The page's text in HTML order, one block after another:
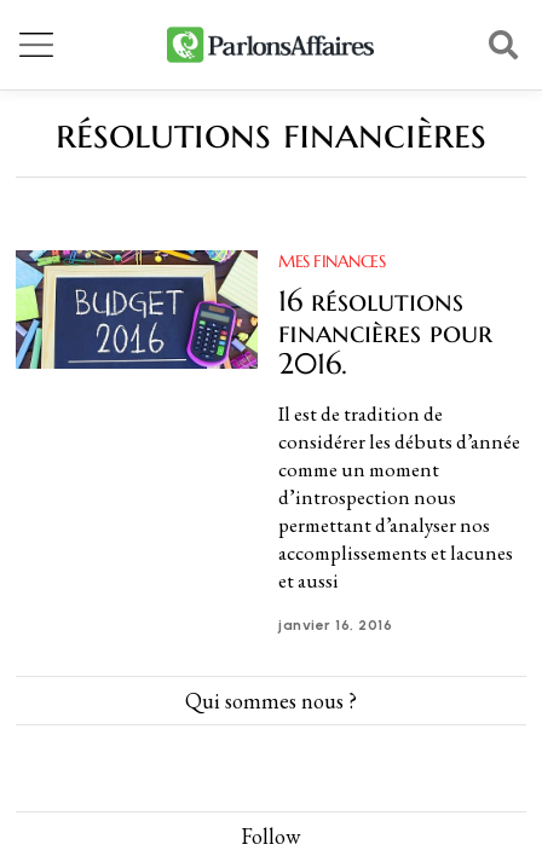
résolutions financières
MES FINANCES
16 résolutions
financières pour
2016.
Il est de tradition de
considérer les débuts d’année
comme un moment
d’introspection nous
permettant d’analyser nos
accomplissements et lacunes
et aussi
janvier 16, 2016
Qui sommes nous ?
Follow